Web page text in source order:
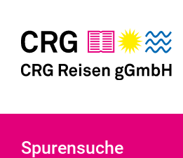
Spurensuche